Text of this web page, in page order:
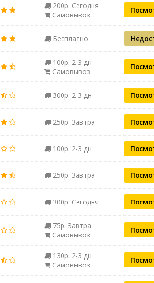
200р. Сегодня
Самовывоз
Бесплатно
100р. 2-3 дн.
Самовывоз
300р. 2-3 дн.
250р. Завтра
100р. 2-3 дн.
250р. Завтра
300р. Сегодня
75р. Завтра
Самовывоз
130р. 2-3 дн.
Самовывоз